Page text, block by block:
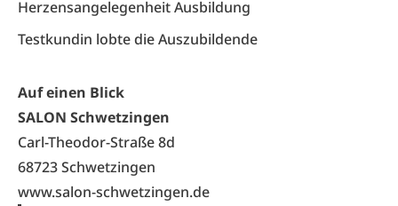
Herzensangelegenheit Ausbildung
Testkundin lobte die Auszubildende
Auf einen Blick
SALON Schwetzingen
Carl-Theodor-Straße 8d
68723 Schwetzingen
www.salon-schwetzingen.de